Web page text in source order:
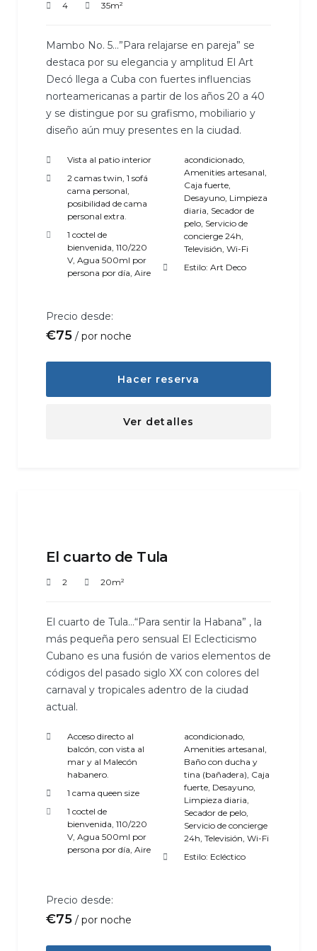
4 35m²
Mambo No. 5…”Para relajarse en pareja” se
destaca por su elegancia y amplitud El Art
Decó llega a Cuba con fuertes influencias
norteamericanas a partir de los años 20 a 40
y se distingue por su grafismo, mobiliario y
diseño aún muy presentes en la ciudad.
Vista al patio interior
2 camas twin, 1 sofá
cama personal,
posibilidad de cama
personal extra.
1 coctel de
bienvenida, 110/220
V, Agua 500ml por
persona por día, Aire
acondicionado,
Amenities artesanal,
Caja fuerte,
Desayuno, Limpieza
diaria, Secador de
pelo, Servicio de
concierge 24h,
Televisión, Wi-Fi
Estilo: Art Deco
Precio desde:
€75 por noche
Hacer reserva
Ver detalles
El cuarto de Tula
2 20m²
El cuarto de Tula…“Para sentir la Habana” , la
más pequeña pero sensual El Eclecticismo
Cubano es una fusión de varios elementos de
códigos del pasado siglo XX con colores del
carnaval y tropicales adentro de la ciudad
actual.
Acceso directo al
balcón, con vista al
mar y al Malecón
habanero.
1 cama queen size
1 coctel de
bienvenida, 110/220
V, Agua 500ml por
persona por día, Aire
acondicionado,
Amenities artesanal,
Baño con ducha y
tina (bañadera), Caja
fuerte, Desayuno,
Limpieza diaria,
Secador de pelo,
Servicio de concierge
24h, Televisión, Wi-Fi
Estilo: Ecléctico
Precio desde:
€75 por noche